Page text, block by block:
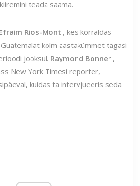
teada saama.
Efraim Rios-Mont , kes korraldas
kolm aastakümmet tagasi
jooksul. Raymond Bonner ,
New York Timesi reporter,
kuidas ta intervjueeris seda